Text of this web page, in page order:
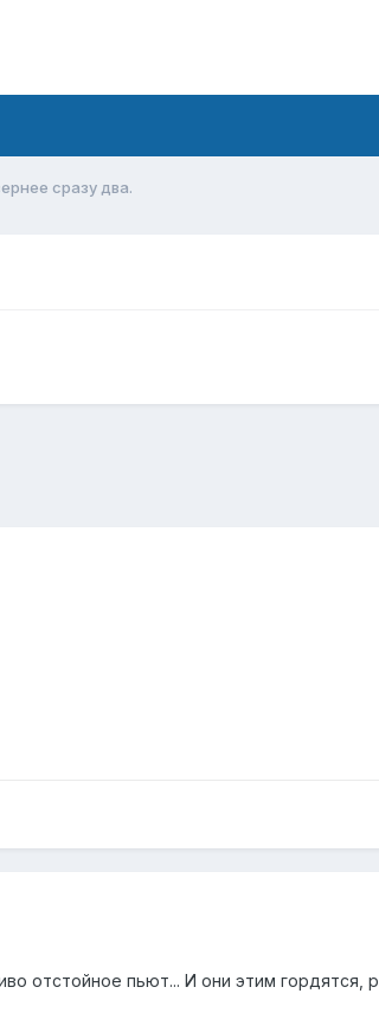
сразу два.
отстойное пьют... И они этим гордятся,